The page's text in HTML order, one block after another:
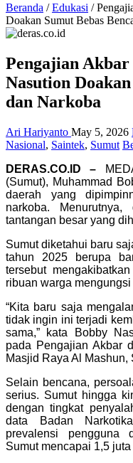
Beranda / Edukasi /
Doakan Sumut Bebas
Pengajian
Nasution
dan Narkoba
Ari Hariyanto May 5, 2026
Nasional, Saintek, Sumut
DERAS.CO.ID –
(Sumut), Muhammad
daerah yang
narkoba.
tantangan besar yang
Sumut diketahui baru
tahun 2025 berupa
tersebut
ribuan warga
“Kita baru saja
tidak ingin ini terjadi
sama,” kata Bobby
pada Pengajian Akbar
Masjid Raya Al Mashun,
Selain bencana,
serius. Sumut hingga
dengan tingkat
data Badan
prevalensi pengguna
Sumut mencapai 1,5 juta